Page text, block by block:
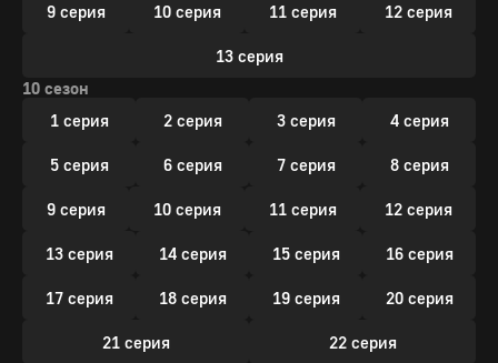
9 серия 10 серия 11 серия 12 серия
13 серия
10 сезон
1 серия
2 серия 3 серия 4 серия
5 серия 6 серия 7 серия 8 серия
9 серия 10 серия 11 серия 12 серия
13 серия 14 серия 15 серия 16 серия
17 серия 18 серия 19 серия 20 серия
21 серия
22 серия